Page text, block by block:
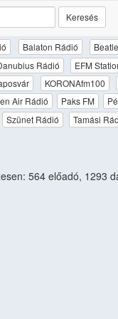
Keresés
Balaton Rádió
Rádió
EFM
KORONAfm100
Air Rádió
Paks FM
Szünet Rádió
Tamási
564 előadó, 1293